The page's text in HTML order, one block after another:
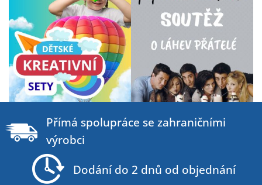
p
Přímá spolupráce se zahraničními
výrobci
Dodání do 2 dnů od objednání